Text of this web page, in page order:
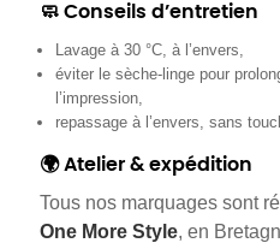
🧼 Conseils d’entretien
Lavage à 30 °C, à l’envers,
éviter le sèche-linge pour
l’impression,
repassage à l’envers, sans
🌍 Atelier & expédition
Tous nos marquages sont
One More Style, en